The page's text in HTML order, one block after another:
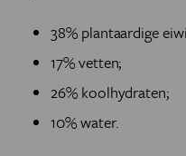
38% plantaardige
17% vetten;
26% koolhydraten;
10% water.